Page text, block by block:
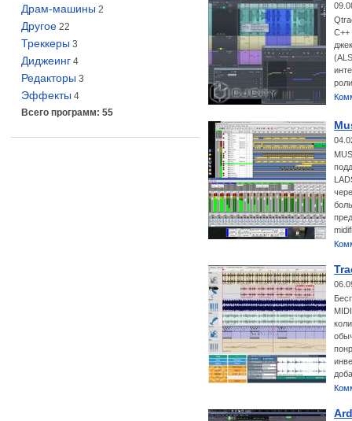
Драм-машины 2
Другое 22
Треккеры 3
Диджеинг 4
Редакторы 3
Эффекты 4
Всего программ: 55